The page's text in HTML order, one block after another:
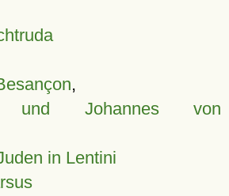
,
und Johannes von
in Lentini